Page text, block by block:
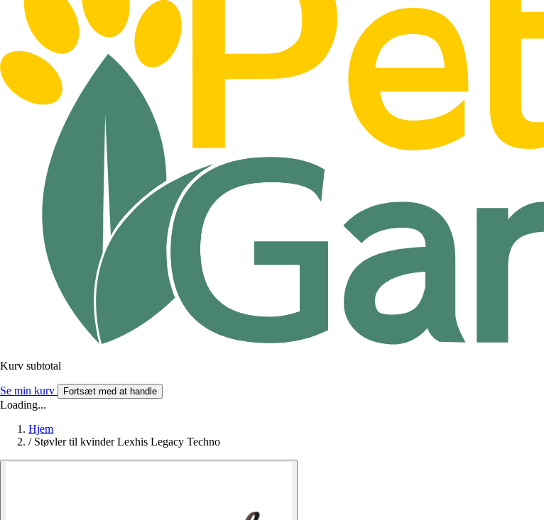
Kurv subtotal
Se min kurv Fortsæt med at handle
Loading...
Hjem
/ Støvler til kvinder Lexhis Legacy Techno